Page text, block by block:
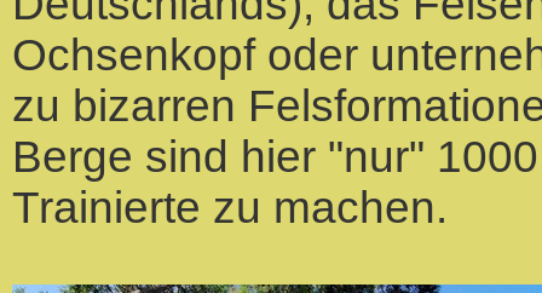
Ochsenkopf oder
zu bizarren
Berge sind hier "nur"
Trainierte zu machen.